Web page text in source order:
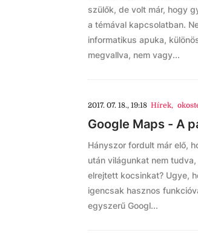
szülők, de volt már, hogy
a témával kapcsolatban.
informatikus apuka,
megvallva, nem vagy...
2017. 07. 18., 19:18 Hírek,
Google Maps - A
Hányszor fordult már elő,
után világunkat nem
elrejtett kocsinkat? Ugye,
igencsak hasznos
egyszerű Googl...